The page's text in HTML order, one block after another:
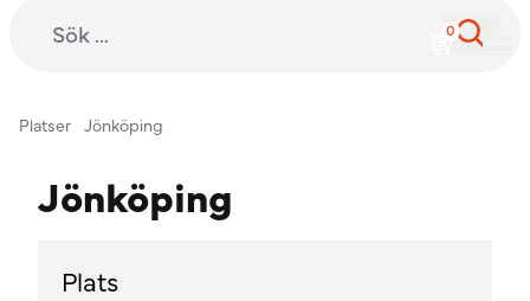
International Child Development Programme
Platser Jönköping
Jönköping
Plats